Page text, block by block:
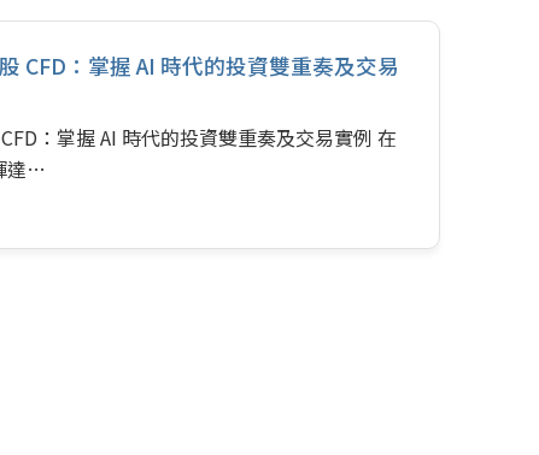
CFD：掌握 AI 時代的投資雙重奏及交易
：掌握 AI 時代的投資雙重奏及交易實例 在
達…